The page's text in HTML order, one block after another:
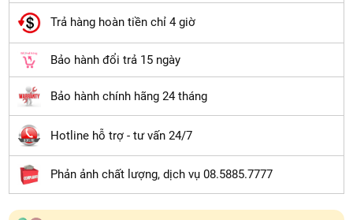
Trả hàng hoàn tiền chỉ 4 giờ
Bảo hành đổi trả 15 ngày
Bảo hành chính hãng 24 tháng
Hotline hỗ trợ - tư vấn 24/7
Phản ảnh chất lượng, dịch vụ 08.5885.7777